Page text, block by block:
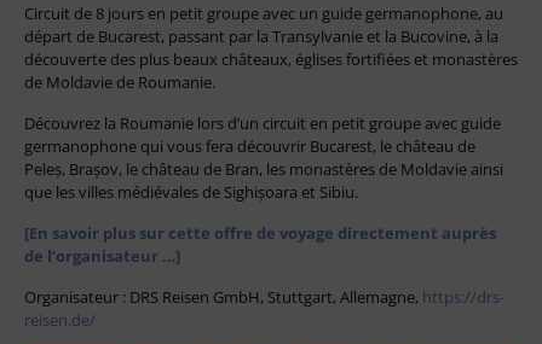
Circuit de 8 jours en petit groupe avec un guide germanophone, au
départ de Bucarest, passant par la Transylvanie et la Bucovine, à la
découverte des plus beaux châteaux, églises fortifiées et monastères
de Moldavie de Roumanie.
Découvrez la Roumanie lors d’un circuit en petit groupe avec guide
germanophone qui vous fera découvrir Bucarest, le château de
Peleș, Brașov, le château de Bran, les monastères de Moldavie ainsi
que les villes médiévales de Sighișoara et Sibiu.
[En savoir plus sur cette offre de voyage directement auprès
de l’organisateur …]
Organisateur : DRS Reisen GmbH, Stuttgart, Allemagne, https://drs-
reisen.de/